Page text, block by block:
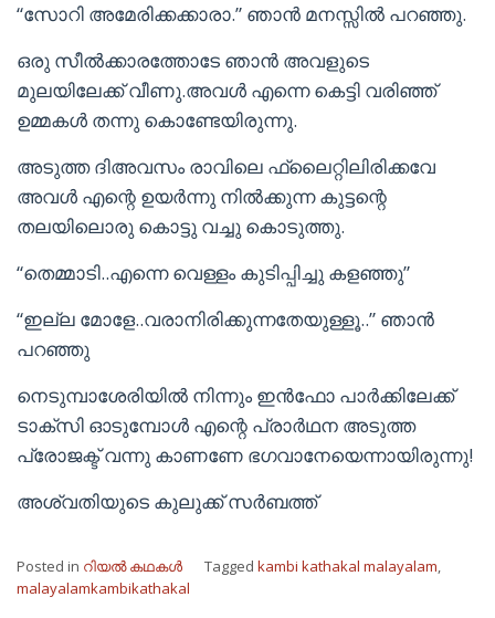
“സോറി അമേരിക്കക്കാരാ.” ഞാന്‍ മനസ്സില്‍ പറഞ്ഞു.
ഒരു സീല്‍ക്കാരത്തോടേ ഞാന്‍ അവളുടെ
മുലയിലേക്ക് വീണു.അവള്‍ എന്നെ കെട്ടി വരിഞ്ഞ്
ഉമ്മകള്‍ തന്നു കൊണ്ടേയിരുന്നു.
അടുത്ത ദിഅവസം രാവിലെ ഫ്ലൈറ്റിലിരിക്കവേ
അവള്‍ എന്റെ ഉയര്‍ന്നു നില്‍ക്കുന്ന കുട്ടന്റെ
തലയിലൊരു കൊട്ടു വച്ചു കൊടുത്തു.
“തെമ്മാടി..എന്നെ വെള്ളം കുടിപ്പിച്ചു കളഞ്ഞു”
“ഇല്ല മോളേ..വരാനിരിക്കുന്നതേയുള്ളൂ..” ഞാന്‍
പറഞ്ഞു
നെടുമ്പാശേരിയില്‍ നിന്നും ഇന്‍ഫോ പാര്‍ക്കിലേക്ക്
ടാക്സി ഓടുമ്പോള്‍ എന്റെ പ്രാര്‍ഥന അടുത്ത
പ്രോജക്ട് വന്നു കാണണേ ഭഗവാനേയെന്നായിരുന്നു!
അശ്വതിയുടെ കുലുക്ക് സര്‍ബത്ത്
Posted in റിയൽ കഥകൾ Tagged kambi kathakal malayalam,
malayalamkambikathakal